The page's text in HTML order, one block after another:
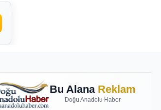
Bu Alana Reklam
Doğu Anadolu Haber